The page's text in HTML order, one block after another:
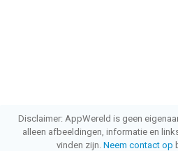
Disclaimer: AppWereld is geen
alleen afbeeldingen, informatie en
vinden zijn. Neem contact op